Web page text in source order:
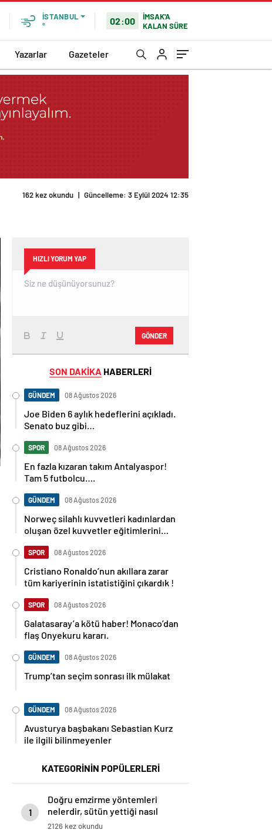
İSTANBUL
°
02:00
İMSAK'A
KALAN SÜRE
Yazarlar Gazeteler
162 kez okundu | Güncelleme: 3 Eylül 2024 12:35
HIZLI YORUM YAP
GÖNDER
SON DAKİKA HABERLERİ
GÜNDEM 08 Ağustos 2026
Joe Biden 6 aylık hedeflerini açıkladı.
Senato buz gibi…
SPOR 08 Ağustos 2026
En fazla kızaran takım Antalyaspor!
Tam 5 futbolcu….
GÜNDEM 08 Ağustos 2026
Norweç silahlı kuvvetleri kadınlardan
oluşan özel kuvvetler eğitimlerini
SPOR 08 Ağustos 2026
Cristiano Ronaldo’nun akıllara zarar
tüm kariyerinin istatistiğini çıkardık !
SPOR 08 Ağustos 2026
Galatasaray’a kötü haber! Monaco’dan
flaş Onyekuru kararı.
GÜNDEM 08 Ağustos 2026
Trump’tan seçim sonrası ilk mülakat
GÜNDEM 08 Ağustos 2026
Avusturya başbakanı Sebastian Kurz
ile ilgili bilinmeyenler
KATEGORİNİN POPÜLERLERİ
1
Doğru emzirme yöntemleri
nelerdir, sütün yettiği nasıl
anlaşılır?
2126 kez okundu